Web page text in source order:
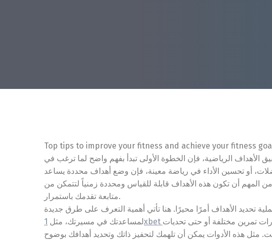
Top tips to improve your fitness and achieve your fitness
الأهداف الرياضية، فإن الخطوة الأولى تبدأ بفهم واضح لما ترغب في
أو تحسين الأداء في رياضة معينة، فإن وضع أهداف محددة يساعد
أن تكون هذه الأهداف قابلة للقياس ومحددة زمنياً لتتمكن من
متابعة تقدمك باستمرار.
تحديد الأهداف أمرًا محيرًا. هنا تأتي أهمية التعرف على طرق جديدة
لمساعدتك في مسيرتك، مثل
تمرين مختلفة أو حتى تحديات